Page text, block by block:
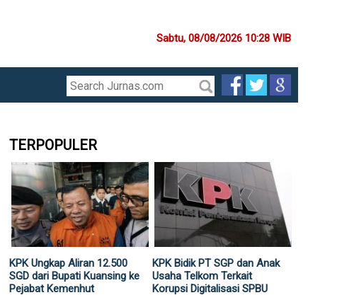
Sabtu, 08/08/2026 10:28 WIB
TERPOPULER
KPK Ungkap Aliran 12.500
SGD dari Bupati Kuansing ke
Pejabat Kemenhut
KPK Bidik PT SGP dan Anak
Usaha Telkom Terkait
Korupsi Digitalisasi SPBU